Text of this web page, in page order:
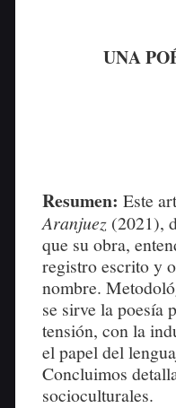
UNA
Resumen: Este
Aranjuez (2021),
que su obra,
registro escrito y
nombre.
se sirve la poesía
tensión, con la
el papel del
Concluimos
socioculturales.